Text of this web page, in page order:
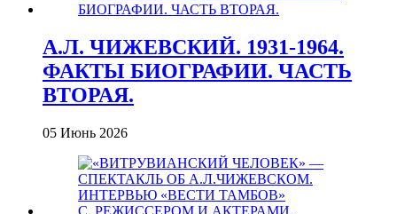
А.Л. ЧИЖЕВСКИЙ. 1931-1964.
ФАКТЫ БИОГРАФИИ. ЧАСТЬ
ВТОРАЯ.
05 Июнь 2026